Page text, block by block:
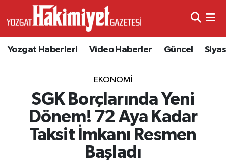
Yozgat Haberleri Video Haberler Güncel
EKONOMI
SGK Borçlarında Yeni
Dönem! 72 Aya Kadar
Taksit İmkanı Resmen
Başladı